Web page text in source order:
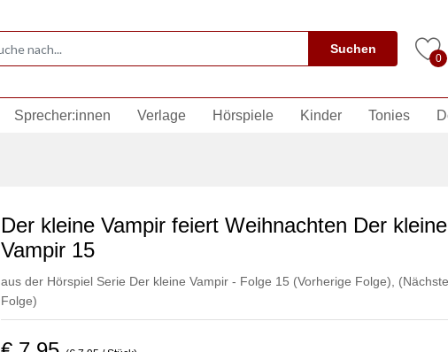
Suchen
0
Sprecher:innen Verlage Hörspiele Kinder Tonies
Der kleine Vampir feiert Weihnachten Der kleine
Vampir 15
aus der Hörspiel Serie Der kleine Vampir - Folge 15 (Vorherige Folge)
(Nächste
Folge)